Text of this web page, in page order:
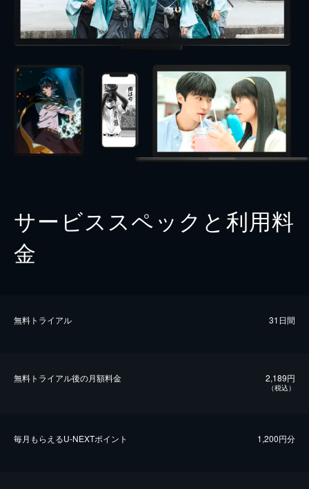
サービススペックと利用料
金
無料トライアル 31日間
無料トライアル後の⽉額料金 2,189円
（税込）
毎⽉もらえるU-NEXTポイント 1,200円分